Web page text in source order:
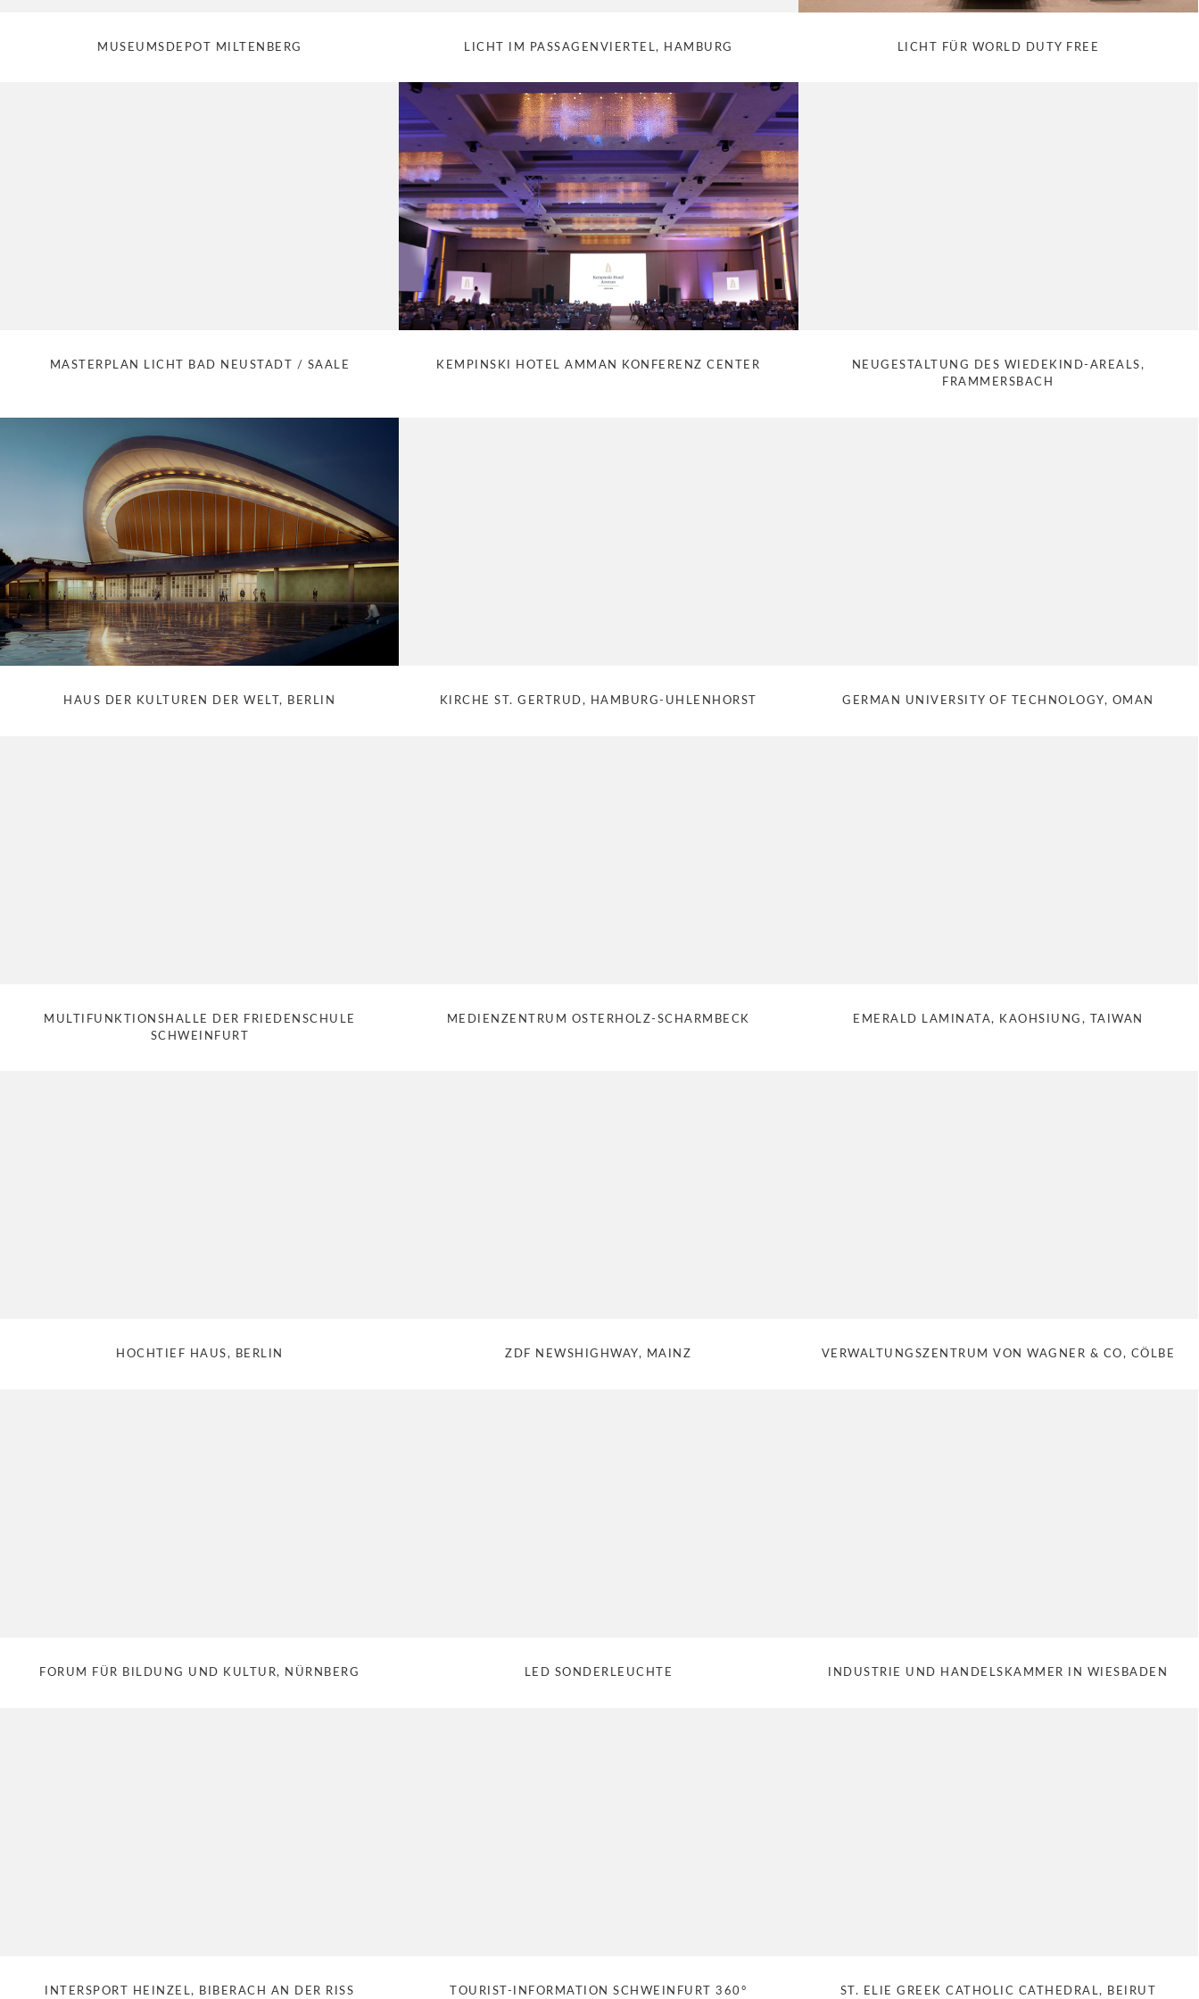
MUSEUMSDEPOT MILTENBERG LICHT IM PASSAGENVIERTEL, HAMBURG LICHT FÜR WORLD DUTY FREE
MASTERPLAN LICHT BAD NEUSTADT / SAALE KEMPINSKI HOTEL AMMAN KONFERENZ CENTER
NEUGESTALTUNG DES WIEDEKIND-AREALS,
FRAMMERSBACH
HAUS DER KULTUREN DER WELT, BERLIN KIRCHE ST. GERTRUD, HAMBURG-UHLENHORST GERMAN UNIVERSITY OF TECHNOLOGY, OMAN
MULTIFUNKTIONSHALLE DER FRIEDENSCHULE
SCHWEINFURT
MEDIENZENTRUM OSTERHOLZ-SCHARMBECK EMERALD LAMINATA, KAOHSIUNG, TAIWAN
HOCHTIEF HAUS, BERLIN ZDF NEWSHIGHWAY, MAINZ VERWALTUNGSZENTRUM VON WAGNER & CO, CÖLBE
FORUM FÜR BILDUNG UND KULTUR, NÜRNBERG LED SONDERLEUCHTE INDUSTRIE UND HANDELSKAMMER IN WIESBADEN
INTERSPORT HEINZEL, BIBERACH AN DER RISS TOURIST-INFORMATION SCHWEINFURT 360° ST. ELIE GREEK CATHOLIC CATHEDRAL, BEIRUT